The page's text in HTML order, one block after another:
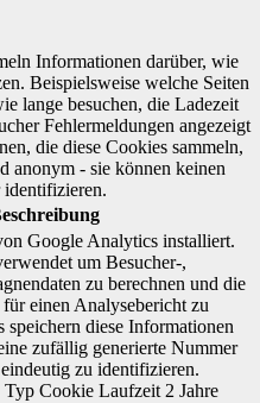
Informationen darüber, wie
Beispielsweise welche Seiten
lange besuchen, die Ladezeit
Fehlermeldungen angezeigt
die diese Cookies sammeln,
anonym - sie können keinen
identifizieren.
Google Analytics installiert.
um Besucher-,
zu berechnen und die
einen Analysebericht zu
speichern diese Informationen
zufällig generierte Nummer
zu identifizieren.
Typ Cookie Laufzeit 2 Jahre